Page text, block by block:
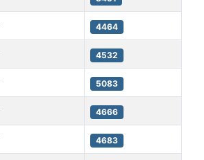
4464
4532
5083
4666
4683